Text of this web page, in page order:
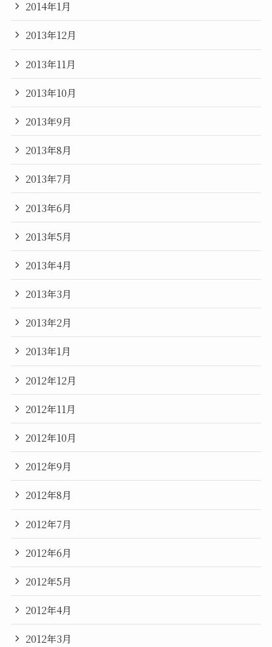
2014年1月
2013年12月
2013年11月
2013年10月
2013年9月
2013年8月
2013年7月
2013年6月
2013年5月
2013年4月
2013年3月
2013年2月
2013年1月
2012年12月
2012年11月
2012年10月
2012年9月
2012年8月
2012年7月
2012年6月
2012年5月
2012年4月
2012年3月